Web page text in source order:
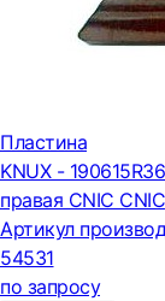
Пластина
KNUX -
правая CNIC CNIC
Артикул
54531
по запросу